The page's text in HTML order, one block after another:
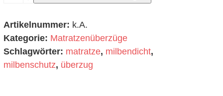
Matratzenüberzug
Menge
Artikelnummer: k.A.
Kategorie: Matratzenüberzüge
Schlagwörter: matratze, milbendicht,
milbenschutz, überzug